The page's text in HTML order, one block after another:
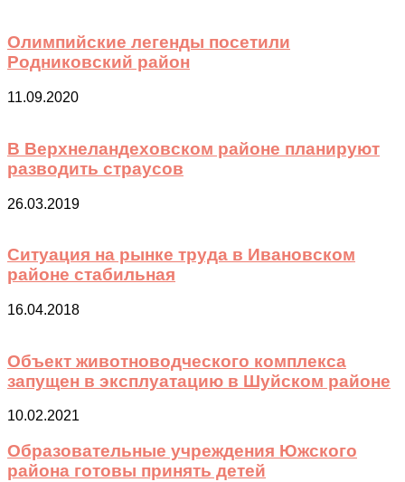
Олимпийские легенды посетили
Родниковский район
11.09.2020
В Верхнеландеховском районе планируют
разводить страусов
26.03.2019
Ситуация на рынке труда в Ивановском
районе стабильная
16.04.2018
Объект животноводческого комплекса
запущен в эксплуатацию в Шуйском районе
10.02.2021
Образовательные учреждения Южского
района готовы принять детей